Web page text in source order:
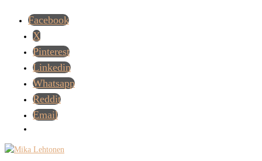
Facebook
X
Pinterest
Linkedin
Whatsapp
Reddit
Email